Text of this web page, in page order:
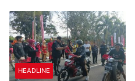
HEADLINE